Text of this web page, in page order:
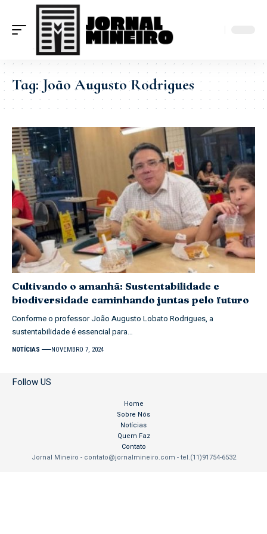
Tag:João Augusto Rodrigues
Cultivando o amanhã: Sustentabilidade e
biodiversidade caminhando juntas pelo futuro
Conforme o professor João Augusto Lobato Rodrigues, a
sustentabilidade é essencial para…
NOTÍCIAS NOVEMBRO 7, 2024
Follow US
Jornal Mineiro - contato@jornalmineiro.com - tel.(11)91754-6532
Home
Sobre Nós
Notícias
Quem Faz
Contato